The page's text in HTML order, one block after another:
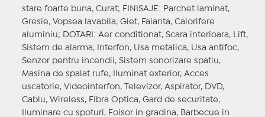
stare foarte buna, Curat; FINISAJE : Parchet laminat,
Gresie, Vopsea lavabila, Glet, Faianta, Calorifere
aluminiu;
DOTARI : Aer conditionat, Scara interioara, Lift,
Sistem de alarma, Interfon, Usa metalica, Usa antifoc,
Senzor pentru incendii, Sistem sonorizare spatiu,
Masina de spalat rufe, Iluminat exterior, Acces
uscatorie, Videointerfon, Televizor, Aspirator, DVD,
Cablu, Wireless, Fibra Optica, Gard de securitate,
Iluminare cu spoturi, Foisor in gradina, Barbecue in